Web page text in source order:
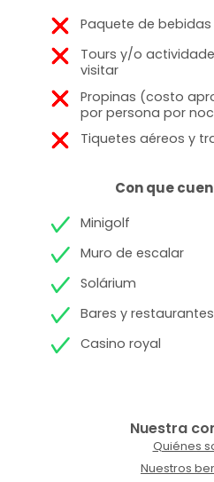
Paquete de bebidas
Tours y/o
visitar
Propinas (costo
por persona por
Tiquetes aéreos y
Con que
Minigolf
Muro de escalar
Solárium
Bares y restaurantes
Casino royal
Nuestra
Quiénes
Nuestros